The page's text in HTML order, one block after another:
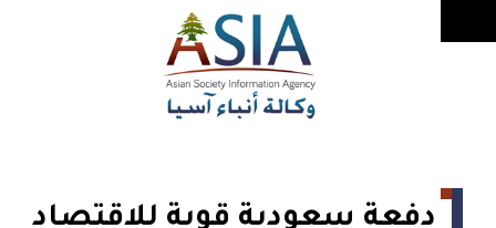
دفعة سعودية قوية للاقتصاد